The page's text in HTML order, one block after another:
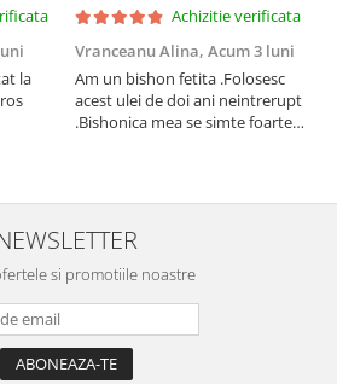
la
Achizitie verificata
Vranceanu Alina, Acum 3 luni
Am un bishon fetita .Folosesc
acest ulei de doi ani neintrerupt
.Bishonica mea se simte foarte
recomand cu mult drag !
si promotiile noastre